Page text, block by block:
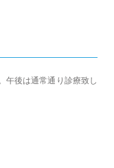
午後は通常通り診療致し